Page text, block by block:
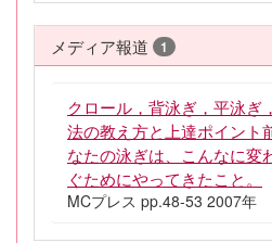
メディア報道 1
クロール，背泳ぎ，平泳ぎ
法の教え方と上達ポイント
なたの泳ぎは、こんなに変
ぐためにやってきたこと。
MCプレス pp.48-53 2007年